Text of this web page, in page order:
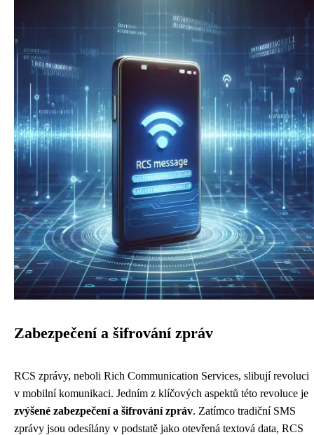
Zabezpečení a šifrování zpráv
RCS zprávy, neboli Rich Communication Services, slibují revoluci
v mobilní komunikaci. Jedním z klíčových aspektů této revoluce je
zvýšené zabezpečení a šifrování zpráv. Zatímco tradiční SMS
zprávy jsou odesílány v podstatě jako otevřená textová data, RCS